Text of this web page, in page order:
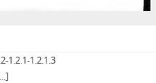
1.2.1-1.2.1.3